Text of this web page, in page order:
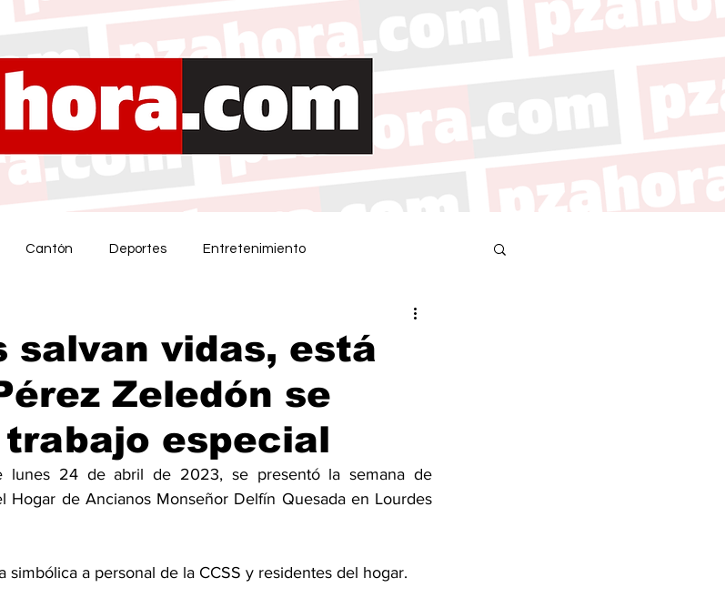
Cantón Deportes Entretenimiento
salvan vidas, está
Zeledón se
especial
lunes 24 de abril de 2023, se presentó la semana de
Hogar de Ancianos Monseñor Delfín Quesada en Lourdes
simbólica a personal de la CCSS y residentes del hogar.